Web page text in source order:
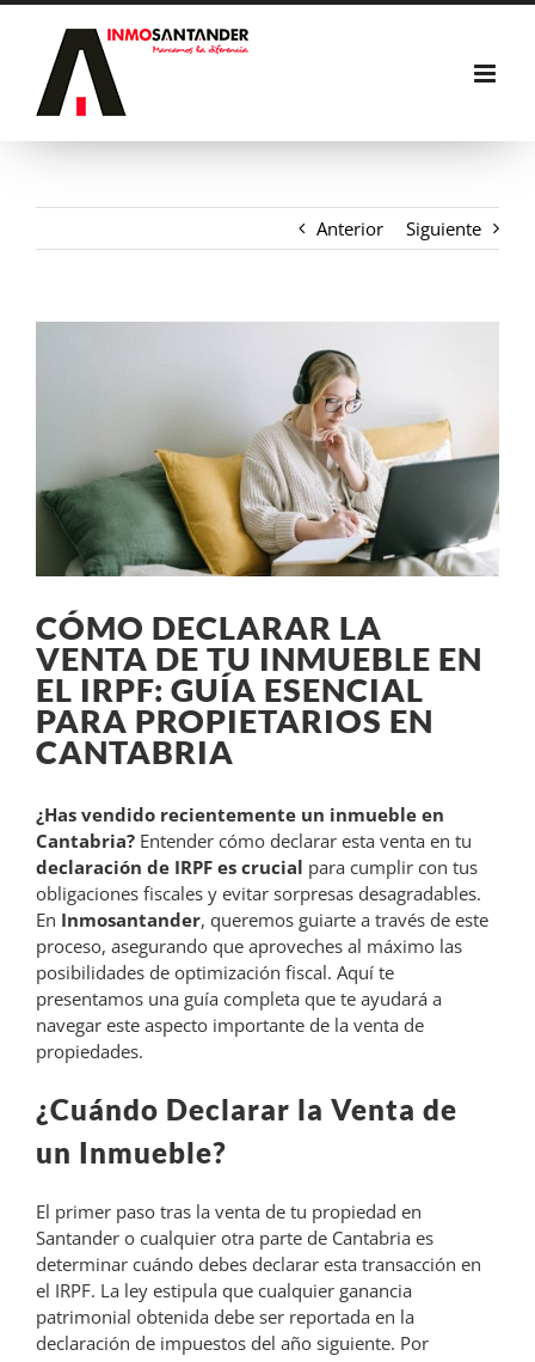
Saltar
contenido
Anterior Siguiente
CÓMO DECLARAR LA
VENTA DE TU INMUEBLE EN
EL IRPF: GUÍA ESENCIAL
PARA PROPIETARIOS EN
CANTABRIA
¿Has vendido recientemente un inmueble en
Cantabria? Entender cómo declarar esta venta en tu
declaración de IRPF es crucial para cumplir con tus
obligaciones fiscales y evitar sorpresas desagradables.
En Inmosantander, queremos guiarte a través de este
proceso, asegurando que aproveches al máximo las
posibilidades de optimización fiscal. Aquí te
presentamos una guía completa que te ayudará a
navegar este aspecto importante de la venta de
propiedades.
¿Cuándo Declarar la Venta de
un Inmueble?
El primer paso tras la venta de tu propiedad en
Santander o cualquier otra parte de Cantabria es
determinar cuándo debes declarar esta transacción en
el IRPF. La ley estipula que cualquier ganancia
patrimonial obtenida debe ser reportada en la
declaración de impuestos del año siguiente. Por